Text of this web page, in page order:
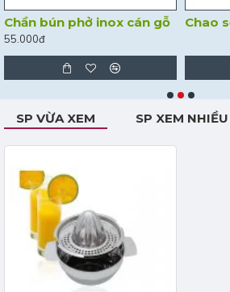
Chần bún phở inox cán gỗ
55.000đ
Chao
SP VỪA XEM SP XEM NHIỀU